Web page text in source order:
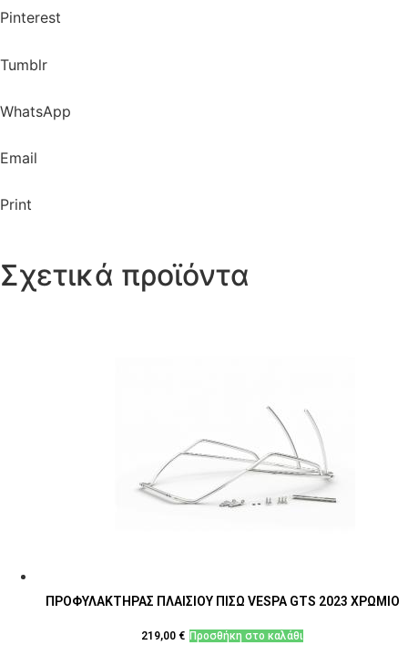
Pinterest
Tumblr
WhatsApp
Email
Print
Σχετικά προϊόντα
ΠΡΟΦΥΛΑΚΤΗΡΑΣ ΠΛΑΙΣΙΟΥ ΠΙΣΩ VESPA GTS 2023 ΧΡΩΜΙΟ
219,00 € Προσθήκη στο καλάθι